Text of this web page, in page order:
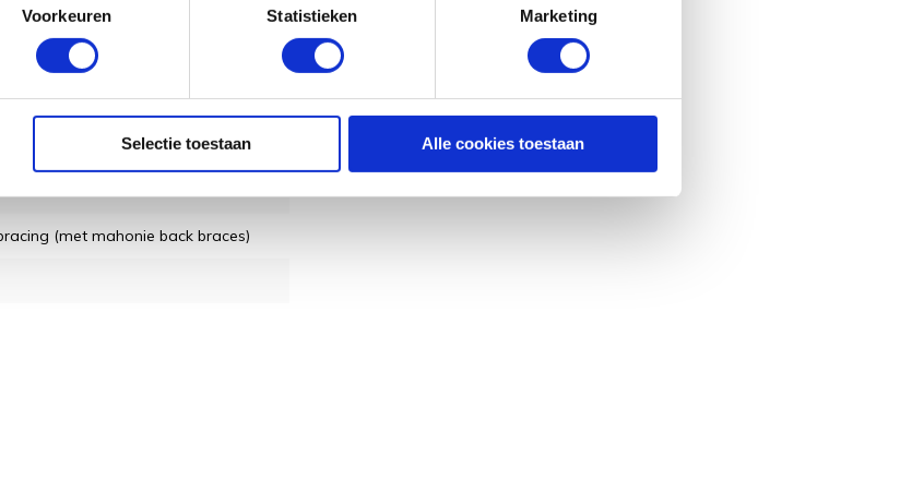
Voorkeuren Statistieken Marketing
Selectie toestaan Alle cookies toestaan
Series
(met mahonie back braces)